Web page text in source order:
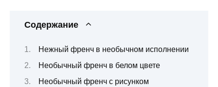
Содержание
Нежный френч в необычном исполнении
Необычный френч в белом цвете
Необычный френч с рисунком